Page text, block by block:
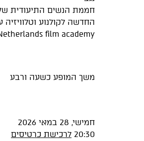
חממת הנשים התיעודית
החדשה לקולנוע וטלוויזיה
film academy
משך המופע כשעה ורבע
חמישי, 28 במאי 2026
20:30 לרכישת כרטיסים